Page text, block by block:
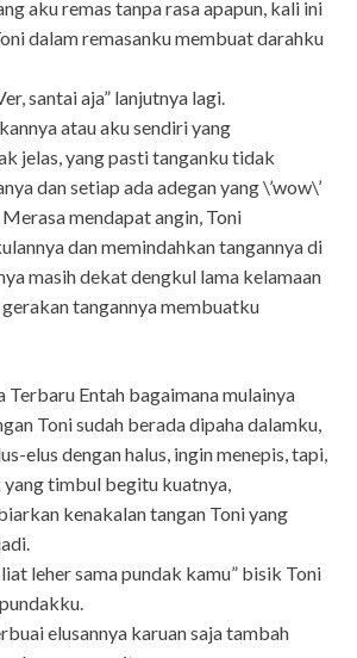
aku remas tanpa rasa apapun, kali ini
dalam remasanku membuat darahku
santai aja” lanjutnya lagi.
atau aku sendiri yang
jelas, yang pasti tanganku tidak
dan setiap ada adegan yang \’wow\’
mendapat angin, Toni
dan memindahkan tangannya di
masih dekat dengkul lama kelamaan
tangannya membuatku
Terbaru Entah bagaimana mulainya
Toni sudah berada dipaha dalamku,
elus dengan halus, ingin menepis, tapi,
yang timbul begitu kuatnya,
kenakalan tangan Toni yang
liat leher sama pundak kamu” bisik Toni
elusannya karuan saja tambah